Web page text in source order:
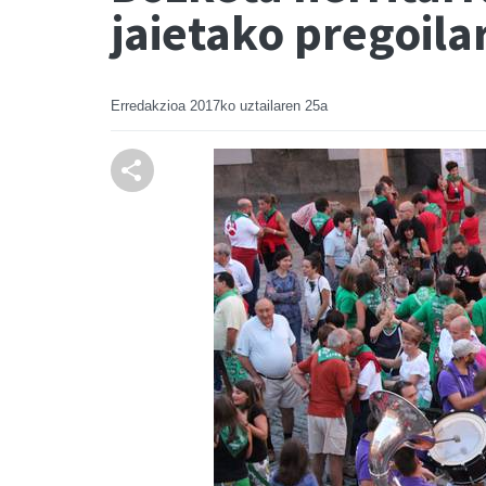
jaietako
Erredakzioa 2017ko uztailaren 25a